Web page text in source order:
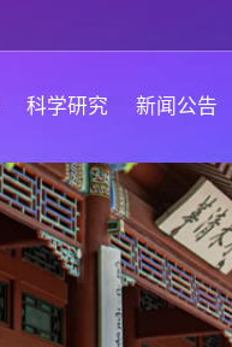
科学研究 新闻公告